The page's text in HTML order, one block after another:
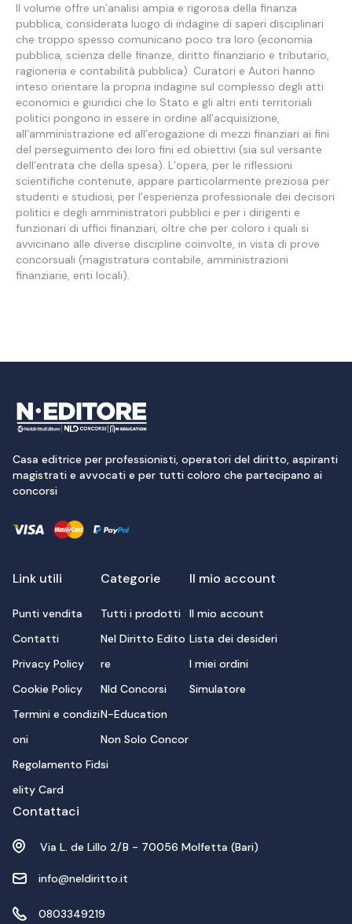
Descrizione
Il volume offre un’analisi ampia e rigorosa della finanza
pubblica, considerata luogo di indagine di saperi disciplinari
che troppo spesso comunicano poco tra loro (economia
pubblica, scienza delle finanze, diritto finanziario e tributario,
ragioneria e contabilità pubblica). Curatori e Autori hanno
inteso orientare la propria indagine sul complesso degli atti
economici e giuridici che lo Stato e gli altri enti territoriali
politici pongono in essere in ordine all’acquisizione,
all’amministrazione ed all’erogazione di mezzi finanziari ai fini
del perseguimento dei loro fini ed obiettivi (sia sul versante
dell’entrata che della spesa). L’opera, per le riflessioni
scientifiche contenute, appare particolarmente preziosa per
studenti e studiosi, per l’esperienza professionale dei decisori
politici e degli amministratori pubblici e per i dirigenti e
funzionari di uffici finanziari, oltre che per coloro i quali si
avvicinano alle diverse discipline coinvolte, in vista di prove
concorsuali (magistratura contabile, amministrazioni
finanziarie, enti locali).
Casa editrice per professionisti, operatori del diritto, aspiranti
magistrati e avvocati e per tutti coloro che partecipano ai
concorsi
Link utili
Punti vendita
Contatti
Privacy Policy
Cookie Policy
Termini e condizi
oni
Regolamento Fid
elity Card
Categorie
Tutti i prodotti
Nel Diritto Edito
re
Nld Concorsi
N-Education
Non Solo Concor
si
Il mio account
Il mio account
Lista dei desideri
I miei ordini
Simulatore
Contattaci
Via L. de Lillo 2/B - 70056 Molfetta (Bari)
info@neldiritto.it
0803349219